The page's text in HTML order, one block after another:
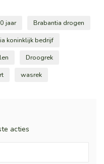
jaar
Brabantia drogen
koninklijk bedrijf
Droogrek
wasrek
acties